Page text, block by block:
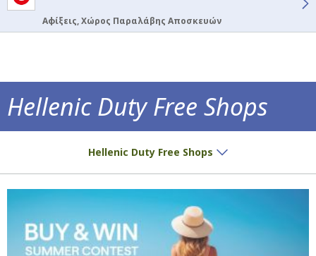
Αφίξεις, Χώρος Παραλάβης Αποσκευών
Hellenic Duty Free Shops
Hellenic Duty Free Shops